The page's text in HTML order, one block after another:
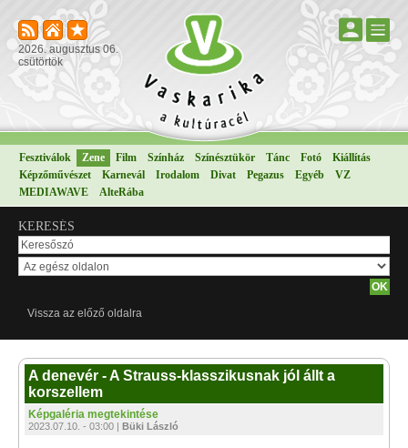
2026. augusztus 06.
csütörtök
Fesztiválok Zene Film Színház Színésztükör Tánc Fotó
Kiállítás
Képzőművészet
Karnevál Irodalom Divat Pegazus Egyéb
VZ
MEDIAWAVE
AlteRába
KERESÉS
Vissza az előző oldalra
A denevér - A Strauss-klasszikusnak jól állt a
korszellem
Képgaléria megtekintése
2023.07.10. - 03:00 | Büki László